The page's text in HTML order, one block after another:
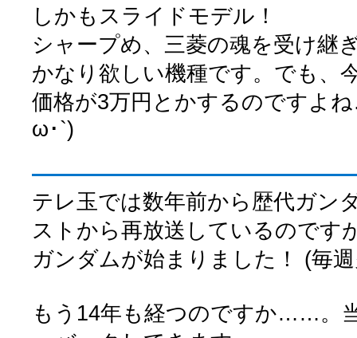
しかもスライドモデル！
シャープめ、三菱の魂を受け
かなり欲しい機種です。でも、
価格が3万円とかするのですよ
ω･`)
テレ玉では数年前から歴代ガン
ストから再放送しているのです
ガンダムが始まりました！ (毎
もう14年も経つのですか……。